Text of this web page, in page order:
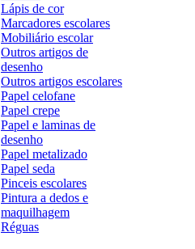
Lápis de cor
Marcadores escolares
Mobiliário escolar
Outros artigos de
desenho
Outros artigos escolares
Papel celofane
Papel crepe
Papel e laminas de
desenho
Papel metalizado
Papel seda
Pinceis escolares
Pintura a dedos e
maquilhagem
Réguas